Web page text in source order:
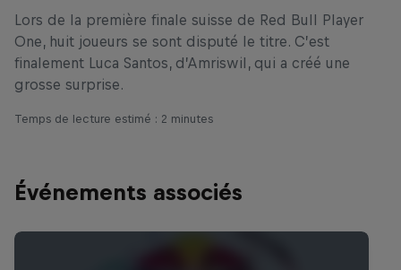
Lors de la première finale suisse de Red Bull Player
One, huit joueurs se sont disputé le titre. C’est
finalement Luca Santos, d’Amriswil, qui a créé une
grosse surprise.
Temps de lecture estimé : 2 minutes
Événements associés